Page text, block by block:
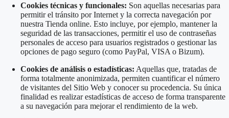
Cookies técnicas y funcionales: Son aquellas necesarias para
permitir el tránsito por Internet y la correcta navegación por
nuestra Tienda online. Esto incluye, por ejemplo, mantener la
seguridad de las transacciones, permitir el uso de contraseñas
personales de acceso para usuarios registrados o gestionar las
opciones de pago seguro (como PayPal, VISA o Bizum).
Cookies de análisis o estadísticas: Aquellas que, tratadas de
forma totalmente anonimizada, permiten cuantificar el número
de visitantes del Sitio Web y conocer su procedencia. Su única
finalidad es realizar estadísticas de acceso de forma transparente
a su navegación para mejorar el rendimiento de la web.